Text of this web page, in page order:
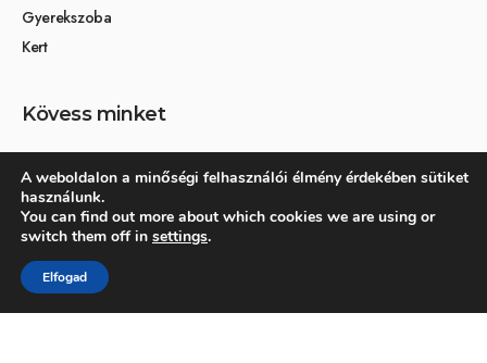
Gyerekszoba
Kert
Kövess minket
Társoldalak
Otthon és dekoráció
Kertikék kertmagazin
A weboldalon a minőségi felhasználói élmény érdekében sütiket
használunk.
You can find out more about which cookies we are using or
switch them off in settings.
Elfogad